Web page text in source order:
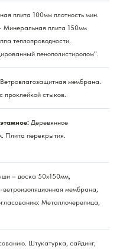
плита 100мм плотность мин.
плита 150мм
теплопроводности.
пенополистиролом".
Ветровлагозащитная мембрана.
проклейкой стыков.
Деревянное
Плита перекрытия.
– доска 50х150мм,
мембрана,
Металлочерепица,
Штукатурка, сайдинг,